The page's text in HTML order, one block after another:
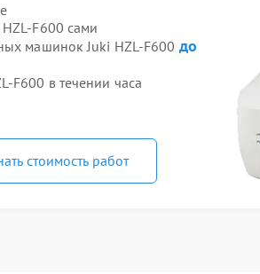
F600 сами
машинок Juki HZL-F600 до
в течении часа
стоимость работ